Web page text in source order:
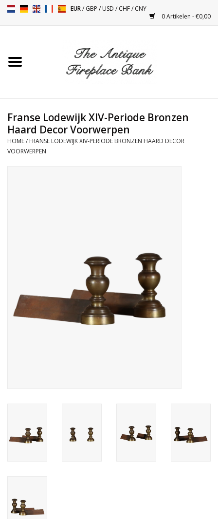
EUR/GBP /USD /CHF/CNY
0 Artikelen - €0,00
Toebehoren
Kacheltjes
Vloeren - Steen, Terra Cotta
Outlet
Franse Lodewijk XIV-Periode Bronzen
Haard Decor Voorwerpen
HOME/ FRANSE LODEWIJK XIV-PERIODE BRONZEN HAARD DECOR
VOORWERPEN